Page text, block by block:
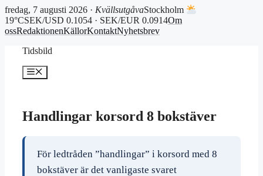
fredag, 7 augusti 2026 · KvällsutgåvaStockholm
19°CSEK/USD 0.1054 · SEK/EUR 0.0914Om
ossRedaktionenKällorKontaktNyhetsbrev
Tidsbild
Meny
Handlingar korsord 8 bokstäver
För ledtråden ”handlingar” i korsord med 8
bokstäver är det vanligaste svaret